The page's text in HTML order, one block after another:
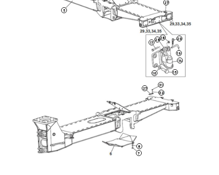
14
27
27
5
17
7
15
28
8
16
32
18
19
20
31